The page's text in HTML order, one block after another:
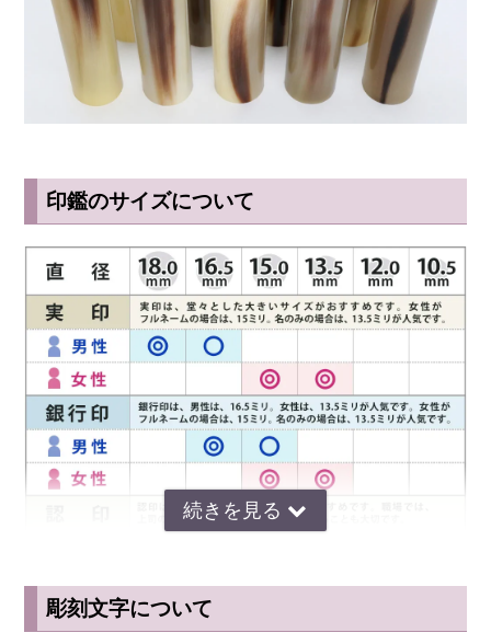
印鑑のサイズについて
サイズ選びのアドバイス
彫刻文字について